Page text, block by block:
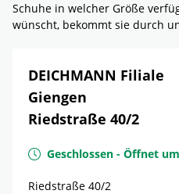
Schuhe in welcher Größe
wünscht, bekommt sie durch
DEICHMANN Filiale
Giengen
Riedstraße 40/2
Geschlossen - Öffnet um
Riedstraße 40/2